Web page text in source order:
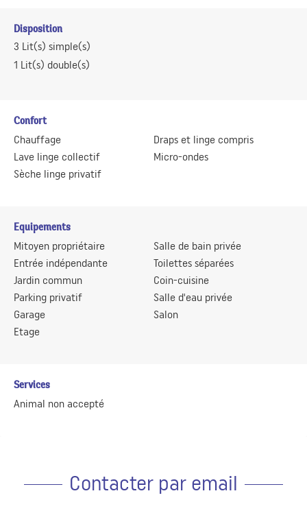
Disposition
3 Lit(s) simple(s)
1 Lit(s) double(s)
Confort
Chauffage
Lave linge collectif
Sèche linge privatif
Draps et linge compris
Micro-ondes
Equipements
Mitoyen propriétaire
Entrée indépendante
Jardin commun
Parking privatif
Garage
Etage
Salle de bain privée
Toilettes séparées
Coin-cuisine
Salle d'eau privée
Salon
Services
Animal non accepté
Contacter par email